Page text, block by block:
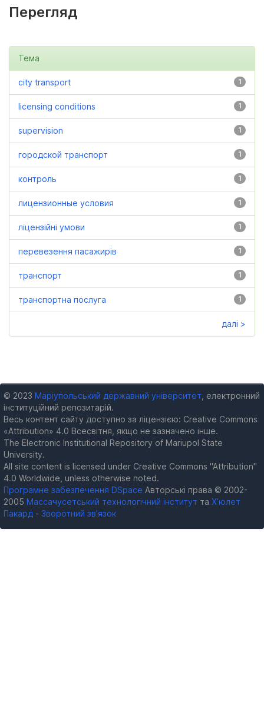
Перегляд
Тема
1
city transport
1
licensing conditions
1
supervision
1
городской транспорт
1
контроль
1
лицензионные условия
1
ліцензійні умови
1
перевезення пасажирів
1
транспорт
1
транспортна послуга
далі >
© 2023 Маріупольський державний університет , електронний
інституційний репозитарій.
Весь контент сайту доступно за ліцензією: Creative Commons
«Attribution» 4.0 Всесвітня, якщо не зазначено інше.
The Electronic Institutional Repository of Mariupol State
University.
All site content is licensed under Creative Commons "Attribution"
4.0 Worldwide, unless otherwise noted.
Програмне забезпечення DSpace Авторські права © 2002-
2005 Массачусетський технологічний інститут та Х’юлет
Пакард - Зворотний зв’язок